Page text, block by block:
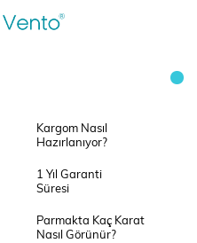
Kargom Nasıl
Hazırlanıyor?
1 Yıl Garanti
Süresi
Parmakta Kaç Karat
Nasıl Görünür?